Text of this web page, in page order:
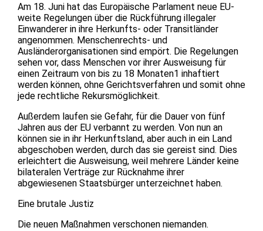
Am 18. Juni hat das Europäische Parlament neue EU-
weite Regelungen über die Rückführung illegaler
Einwanderer in ihre Herkunfts- oder Transitländer
angenommen. Menschenrechts- und
Ausländerorganisationen sind empört. Die Regelungen
sehen vor, dass Menschen vor ihrer Ausweisung für
einen Zeitraum von bis zu 18 Monaten1 inhaftiert
werden können, ohne Gerichtsverfahren und somit ohne
jede rechtliche Rekursmöglichkeit.
Außerdem laufen sie Gefahr, für die Dauer von fünf
Jahren aus der EU verbannt zu werden. Von nun an
können sie in ihr Herkunftsland, aber auch in ein Land
abgeschoben werden, durch das sie gereist sind. Dies
erleichtert die Ausweisung, weil mehrere Länder keine
bilateralen Verträge zur Rücknahme ihrer
abgewiesenen Staatsbürger unterzeichnet haben.
Eine brutale Justiz
Die neuen Maßnahmen verschonen niemanden.